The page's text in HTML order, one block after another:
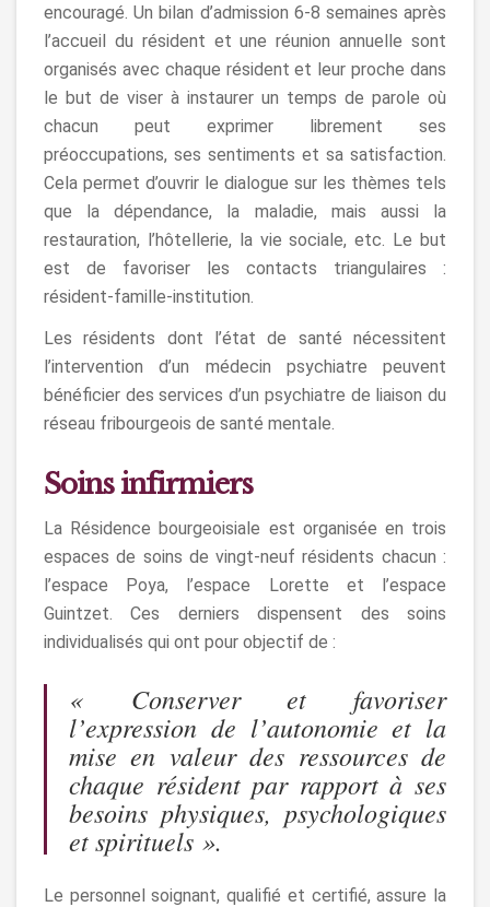
encouragé. Un bilan d’admission 6-8 semaines après
l’accueil du résident et une réunion annuelle sont
organisés avec chaque résident et leur proche dans
le but de viser à instaurer un temps de parole où
chacun peut exprimer librement ses
préoccupations, ses sentiments et sa satisfaction.
Cela permet d’ouvrir le dialogue sur les thèmes tels
que la dépendance, la maladie, mais aussi la
restauration, l’hôtellerie, la vie sociale, etc. Le but
est de favoriser les contacts triangulaires :
résident-famille-institution.
Les résidents dont l’état de santé nécessitent
l’intervention d’un médecin psychiatre peuvent
bénéficier des services d’un psychiatre de liaison du
réseau fribourgeois de santé mentale.
Soins infirmiers
La Résidence bourgeoisiale est organisée en trois
espaces de soins de vingt-neuf résidents chacun :
l’espace Poya, l’espace Lorette et l’espace
Guintzet. Ces derniers dispensent des soins
individualisés qui ont pour objectif de :
« Conserver et favoriser
l’expression de l’autonomie et la
mise en valeur des ressources de
chaque résident par rapport à ses
besoins physiques, psychologiques
et spirituels ».
Le personnel soignant, qualifié et certifié, assure la